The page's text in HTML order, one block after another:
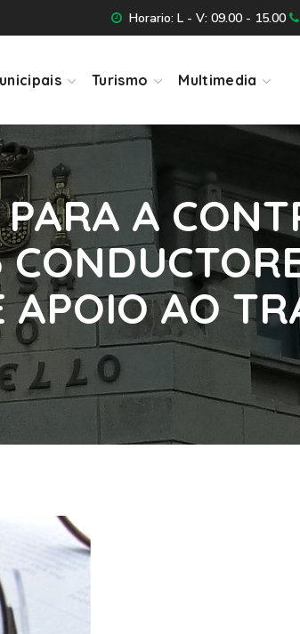
Horario: L - V: 09.00 - 15.00
Turismo Multimedia
A
AO